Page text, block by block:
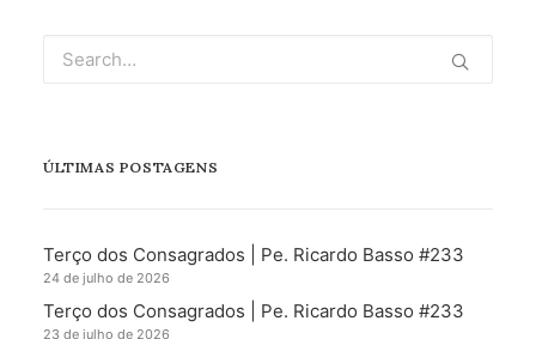
ÚLTIMAS POSTAGENS
Terço dos Consagrados | Pe. Ricardo Basso #233
24 de julho de 2026
Terço dos Consagrados | Pe. Ricardo Basso #233
23 de julho de 2026